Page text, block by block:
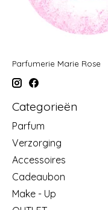
Parfumerie Marie Rose
Categorieën
Parfum
Verzorging
Accessoires
Cadeaubon
Make - Up